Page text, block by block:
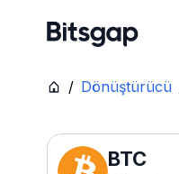
/ Dönüştürücü
BTC